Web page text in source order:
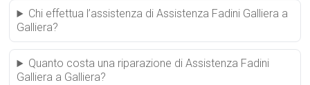
Chi effettua l’assistenza di Assistenza Fadini Galliera a
Galliera?
Quanto costa una riparazione di Assistenza Fadini
Galliera a Galliera?